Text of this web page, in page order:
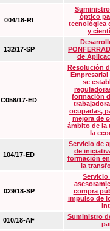
004/18-RI
óptico
tecnológica
y
132/17-SP
de
C058/17-ED
Resolución
Empresarial
se
formación
ocupadas,
mejora de
ámbito de la
la
104/17-ED
Servicio de
de
formación
la
029/18-SP
Servicio
compra
impulso de
010/18-AF
Suministro